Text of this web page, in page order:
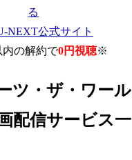
る
NEXT公式サイト
の解約で0円視聴※
ツ・ザ・ワール
配信サービス一